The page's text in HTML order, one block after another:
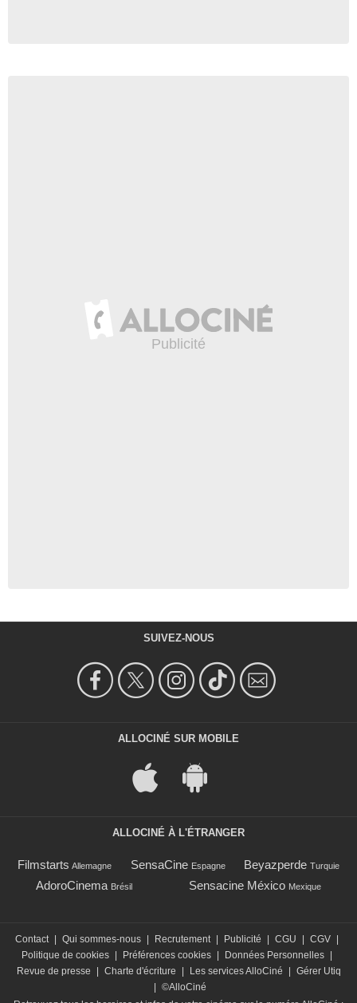
SUIVEZ-NOUS
ALLOCINÉ SUR MOBILE
ALLOCINÉ À L'ÉTRANGER
Filmstarts Allemagne SensaCine Espagne Beyazperde Turquie
AdoroCinema Brésil Sensacine México Mexique
Contact | Qui sommes-nous | Recrutement | Publicité | CGU | CGV |
Politique de cookies | Préférences cookies | Données Personnelles |
Revue de presse
| Charte d'écriture | Les services AlloCiné | Gérer Utiq
| ©AlloCiné